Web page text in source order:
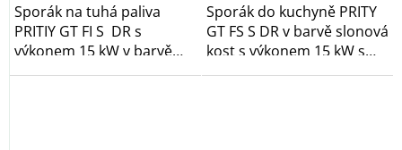
Sporák na tuhá paliva
PRITIY GT FI S DR s
výkonem 15 kW v barvě
slonové kosti.
Sporák do kuchyně PRITY
GT FS S DR v barvě slonová
kost s výkonem 15 kW s
proskleným...